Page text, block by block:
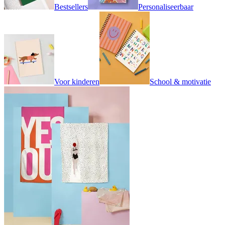
Bestsellers Personaliseerbaar
Voor kinderen School & motivatie